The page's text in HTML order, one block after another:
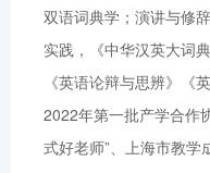
双语词典学；演讲与修
实践，《中华汉英大词
《英语论辩与思辨》《
2022年第一批产学合作
式好老师”、上海市教